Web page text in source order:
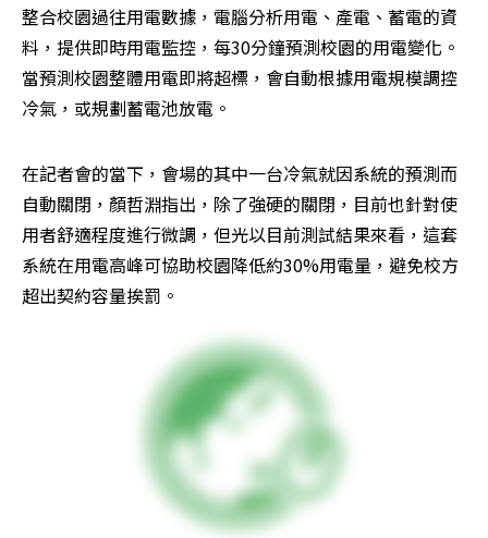
整合校園過往用電數據，電腦分析用電、產電、蓄電的資
料，提供即時用電監控，每30分鐘預測校園的用電變化。
當預測校園整體用電即將超標，會自動根據用電規模調控
冷氣，或規劃蓄電池放電。
在記者會的當下，會場的其中一台冷氣就因系統的預測而
自動關閉，顏哲淵指出，除了強硬的關閉，目前也針對使
用者舒適程度進行微調，但光以目前測試結果來看，這套
系統在用電高峰可協助校園降低約30%用電量，避免校方
超出契約容量挨罰。